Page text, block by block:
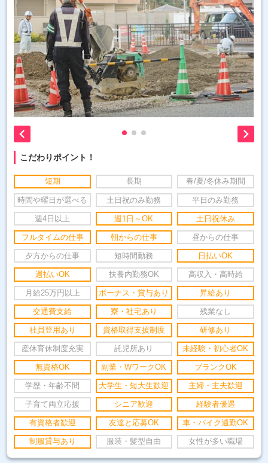
 
こだわりポイント！
短期 長期 春/夏/冬休み期間
時間や曜日が選べる 土日祝のみ勤務 平日のみ勤務
週4日以上 週1日～OK 土日祝休み
フルタイムの仕事 朝からの仕事 昼からの仕事
夕方からの仕事 短時間勤務 日払いOK
週払いOK 扶養内勤務OK 高収入・高時給
月給25万円以上 ボーナス・賞与あり 昇給あり
交通費支給 寮・社宅あり 残業なし
社員登用あり 資格取得支援制度 研修あり
産休育休制度充実 託児所あり 未経験・初心者OK
無資格OK 副業・WワークOK ブランクOK
学歴・年齢不問 大学生・短大生歓迎 主婦・主夫歓迎
子育て両立応援 シニア歓迎 経験者優遇
有資格者歓迎 友達と応募OK 車・バイク通勤OK
制服貸与あり 服装・髪型自由 女性が多い職場